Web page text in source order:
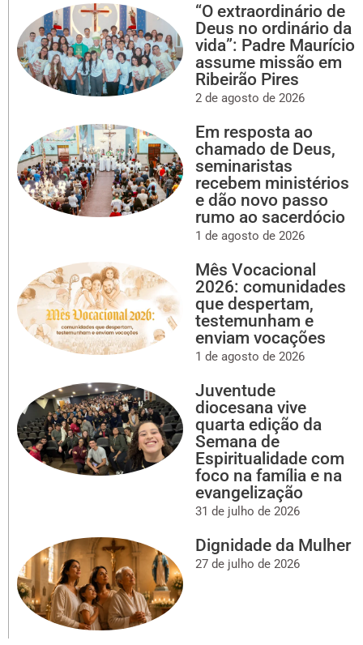
“O extraordinário de
Deus no ordinário da
vida”: Padre Maurício
assume missão em
Ribeirão Pires
2 de agosto de 2026
Em resposta ao
chamado de Deus,
seminaristas
recebem ministérios
e dão novo passo
rumo ao sacerdócio
1 de agosto de 2026
Mês Vocacional
2026: comunidades
que despertam,
testemunham e
enviam vocações
1 de agosto de 2026
Juventude
diocesana vive
quarta edição da
Semana de
Espiritualidade com
foco na família e na
evangelização
31 de julho de 2026
Dignidade da Mulher
27 de julho de 2026